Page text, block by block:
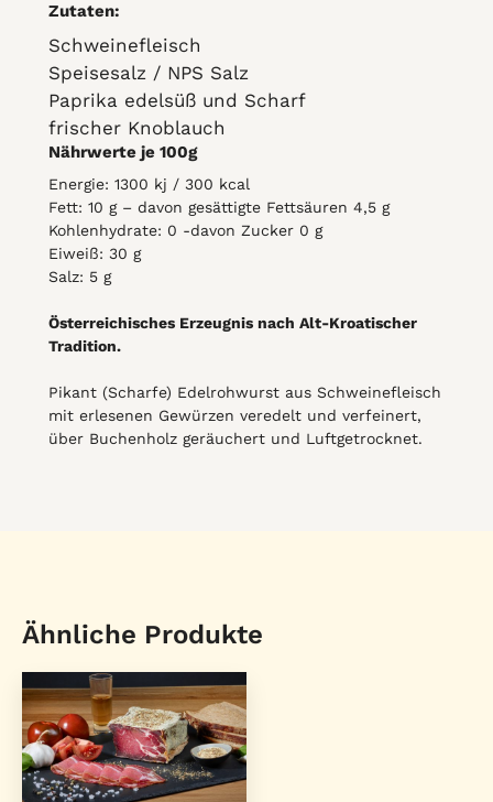
Zutaten:
Schweinefleisch
Speisesalz / NPS Salz
Paprika edelsüß und Scharf
frischer Knoblauch
Nährwerte je 100g
Energie: 1300 kj / 300 kcal
Fett: 10 g – davon gesättigte Fettsäuren 4,5 g
Kohlenhydrate: 0 -davon Zucker 0 g
Eiweiß: 30 g
Salz: 5 g
Österreichisches Erzeugnis nach Alt-Kroatischer
Tradition.
Pikant (Scharfe) Edelrohwurst aus Schweinefleisch
mit erlesenen Gewürzen veredelt und verfeinert,
über Buchenholz geräuchert und Luftgetrocknet.
Ähnliche Produkte